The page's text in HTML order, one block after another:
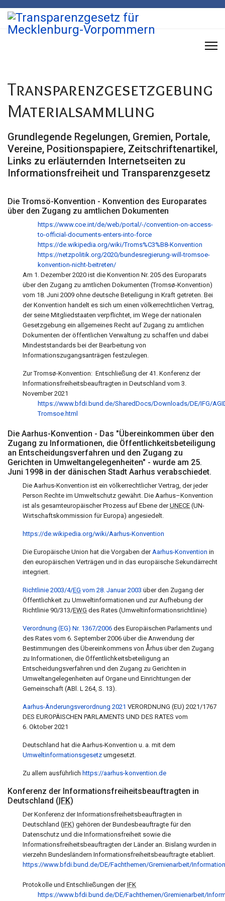
Transparenzgesetzgebung
Materialsammlung
Grundlegende Regelungen, Gremien, Portale,
Vereine, Positionspapiere, Zeitschriftenartikel,
Links zu erläuternden Internetseiten zu
Informationsfreiheit und Transparenzgesetz
Die Tromsö-Konvention - Konvention des Europarates
über den Zugang zu amtlichen Dokumenten
https://www.coe.int/de/web/portal/-/convention-on-access-
to-official-documents-enters-into-force
https://de.wikipedia.org/wiki/Troms%C3%B8-Konvention
https://netzpolitik.org/2020/bundesregierung-will-tromsoe-
konvention-nicht-beitreten/
Am 1. Dezember 2020 ist die Konvention Nr. 205 des Europarats
über den Zugang zu amtlichen Dokumenten (Tromsø-Konvention)
vom 18. Juni 2009 ohne deutsche Beteiligung in Kraft getreten. Bei
der Konvention handelt es sich um einen völkerrechtlichen Vertrag,
der seine Mitgliedstaaten verpflichtet, im Wege der nationalen
Gesetzgebung ein allgemeines Recht auf Zugang zu amtlichen
Dokumenten der öffentlichen Verwaltung zu schaffen und dabei
Mindeststandards bei der Bearbeitung von
Informationszugangsanträgen festzulegen.
Zur Tromsø-Konvention: Entschließung der 41. Konferenz der
Informationsfreiheitsbeauftragten in Deutschland vom 3.
November 2021
https://www.bfdi.bund.de/SharedDocs/Downloads/DE/IFG/
Tromsoe.html
Die Aarhus-Konvention - Das "Übereinkommen über den
Zugang zu Informationen, die Öffentlichkeitsbeteiligung
an Entscheidungsverfahren und den Zugang zu
Gerichten in Umweltangelegenheiten" - wurde am 25.
Juni 1998 in der dänischen Stadt Aarhus verabschiedet.
Die Aarhus-Konvention ist ein völkerrechtlicher Vertrag, der jeder
Person Rechte im Umweltschutz gewährt. Die Aarhus–Konvention
ist als gesamteuropäischer Prozess auf Ebene derUNECE (UN-
Wirtschaftskommission für Europa) angesiedelt.
https://de.wikipedia.org/wiki/Aarhus-Konvention
Die Europäische Union hat die Vorgaben der Aarhus-Konvention in
den europäischen Verträgen und in das europäische Sekundärrecht
integriert.
Richtlinie 2003/4/EG vom 28. Januar 2003 über den Zugang der
Öffentlichkeit zu Umweltinformationen und zur Aufhebung der
Richtlinie 90/313/EWG des Rates (Umweltinformationsrichtlinie)
Verordnung (EG) Nr. 1367/2006 des Europäischen Parlaments und
des Rates vom 6. September 2006 über die Anwendung der
Bestimmungen des Übereinkommens von Århus über den Zugang
zu Informationen, die Öffentlichkeitsbeteiligung an
Entscheidungsverfahren und den Zugang zu Gerichten in
Umweltangelegenheiten auf Organe und Einrichtungen der
Gemeinschaft (ABl. L 264, S. 13).
Aarhus-Änderungsverordnung 2021 VERORDNUNG (EU) 2021/1767
DES EUROPÄISCHEN PARLAMENTS UND DES RATES vom
6. Oktober 2021
Deutschland hat die Aarhus-Konvention u. a. mit dem
Umweltinformationsgesetz umgesetzt.
Zu allem ausführlich https://aarhus-konvention.de
Konferenz der Informationsfreiheitsbeauftragten in
Deutschland (IFK)
Der Konferenz der Informationsfreiheitsbeauftragten in
Deutschland (IFK) gehören der Bundesbeauftragte für den
Datenschutz und die Informationsfreiheit sowie die
Informationsfreiheitsbeauftragten der Länder an. Bislang wurden in
vierzehn Bundesländern Informationsfreiheitsbeauftragte etabliert.
https://www.bfdi.bund.de/DE/Fachthemen/Gremienarbeit/
Protokolle und Entschließungen derIFK
https://www.bfdi.bund.de/DE/Fachthemen/Gremienarbeit/